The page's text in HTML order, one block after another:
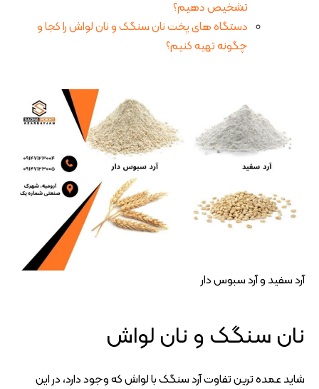
تشخیص دهیم؟
دستگاه های پخت نان سنگک و نان لواش را کجا و
چگونه تهیه کنیم؟
آرد سفید و آرد سبوس دار
نان سنگک و نان لواش
شاید عمده ترین تفاوت آرد سنگک با لواش که وجود دارد، در این